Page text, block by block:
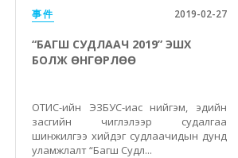
事件 2019-02-27
“БАГШ СУДЛААЧ 2019” ЭШХ
БОЛЖ ӨНГӨРЛӨӨ
ОТИС-ийн ЭЗБУС-иас нийгэм, эдийн
засгийн чиглэлээр судалгаа
шинжилгээ хийдэг судлаачидын дунд
уламжлалт “Багш Судл...